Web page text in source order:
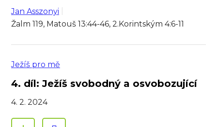
Jan Asszonyi
Žalm 119, Matouš 13:44-46, 2.Korintským 4:6-11
Ježíš pro mě
4. díl: Ježíš svobodný a osvobozující
4. 2. 2024